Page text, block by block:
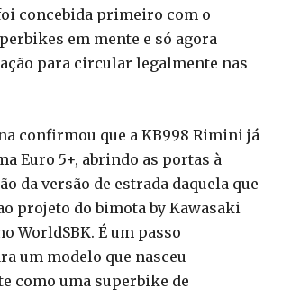
concebida primeiro com o
em mente e só agora
para circular legalmente nas
confirmou que a KB998 Rimini já
Euro 5+, abrindo as portas à
da versão de estrada daquela que
projeto do bimota by Kawasaki
WorldSBK. É um passo
um modelo que nasceu
como uma superbike de